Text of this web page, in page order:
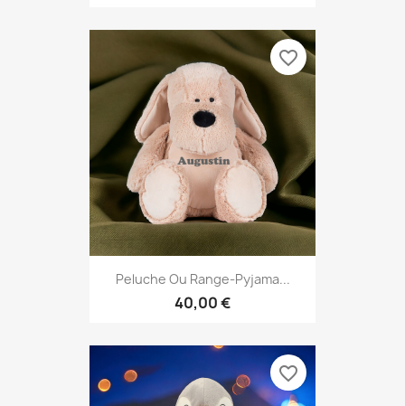
Peluche Ou Range-Pyjama...
40,00 €
favorite_border
favorite_border